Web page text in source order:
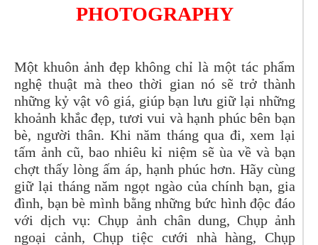
PHOTOGRAPHY
Một khuôn ảnh đẹp không chỉ là một tác phẩm
nghệ thuật mà theo thời gian nó sẽ trở thành
những kỷ vật vô giá, giúp bạn lưu giữ lại những
khoảnh khắc đẹp, tươi vui và hạnh phúc bên bạn
bè, người thân. Khi năm tháng qua đi, xem lại
tấm ảnh cũ, bao nhiêu kỉ niệm sẽ ùa về và bạn
chợt thấy lòng ấm áp, hạnh phúc hơn. Hãy cùng
giữ lại tháng năm ngọt ngào của chính bạn, gia
đình, bạn bè mình bằng những bức hình độc đáo
với dịch vụ:Chụp ảnh chân dung, Chụp ảnh
ngoại cảnh, Chụp tiệc cưới nhà hàng, Chụp